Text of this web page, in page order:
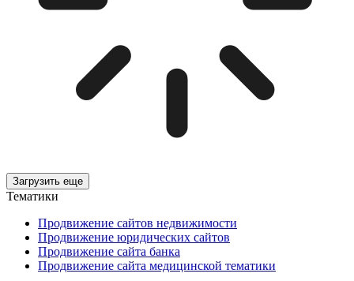
Загрузить еще
Тематики
Продвижение сайтов недвижимости
Продвижение юридических сайтов
Продвижение сайта банка
Продвижение сайта медицинской тематики